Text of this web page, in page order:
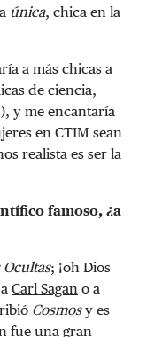
única, chica en la
a más chicas a
de ciencia,
y me encantaría
en CTIM sean
realista es ser la
famoso, ¿a
; ¡oh Dios
Carl Sagan o a
Cosmosy es
fue una gran